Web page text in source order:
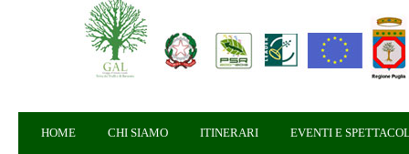
HOME CHI SIAMO ITINERARI EVENTI E